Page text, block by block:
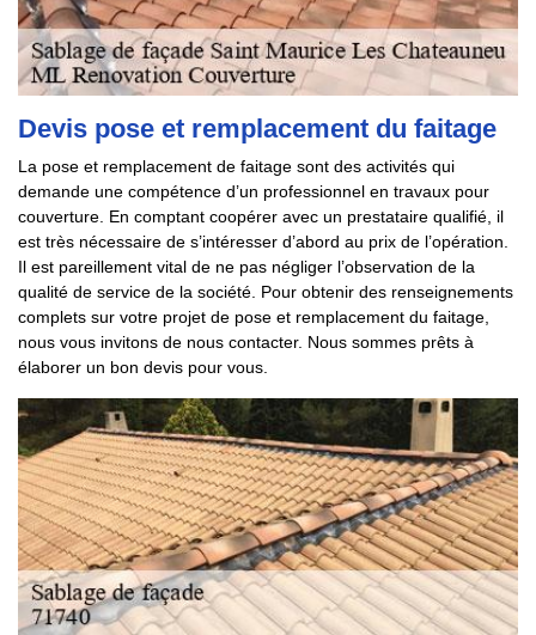
Devis pose et remplacement du faitage
La pose et remplacement de faitage sont des activités qui
demande une compétence d’un professionnel en travaux pour
couverture. En comptant coopérer avec un prestataire qualifié, il
est très nécessaire de s’intéresser d’abord au prix de l’opération.
Il est pareillement vital de ne pas négliger l’observation de la
qualité de service de la société. Pour obtenir des renseignements
complets sur votre projet de pose et remplacement du faitage,
nous vous invitons de nous contacter. Nous sommes prêts à
élaborer un bon devis pour vous.